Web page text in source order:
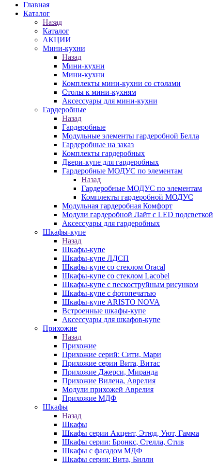
Главная
Каталог
Назад
Каталог
АКЦИИ
Мини-кухни
Назад
Мини-кухни
Мини-кухни
Комплекты мини-кухни со столами
Столы к мини-кухням
Аксессуары для мини-кухни
Гардеробные
Назад
Гардеробные
Модульные элементы гардеробной Белла
Гардеробные на заказ
Комплекты гардеробных
Двери-купе для гардеробных
Гардеробные МОДУС по элементам
Назад
Гардеробные МОДУС по элементам
Комплекты гардеробной МОДУС
Модульная гардеробная Комфорт
Модули гардеробной Лайт с LED подсветкой
Аксессуары для гардеробных
Шкафы-купе
Назад
Шкафы-купе
Шкафы-купе ЛДСП
Шкафы-купе со стеклом Oracal
Шкафы-купе со стеклом Lacobel
Шкафы-купе с пескоструйным рисунком
Шкафы-купе с фотопечатью
Шкафы-купе ARISTO NOVA
Встроенные шкафы-купе
Аксессуары для шкафов-купе
Прихожие
Назад
Прихожие
Прихожие серий: Сити, Мари
Прихожие серии Вита, Витас
Прихожие Джерси, Миранда
Прихожие Вилена, Аврелия
Модули прихожей Аврелия
Прихожие МДФ
Шкафы
Назад
Шкафы
Шкафы серии Акцент, Этюд, Уют, Гамма
Шкафы серии: Бронкс, Стелла, Стив
Шкафы с фасадом МДФ
Шкафы серии: Вита, Билли